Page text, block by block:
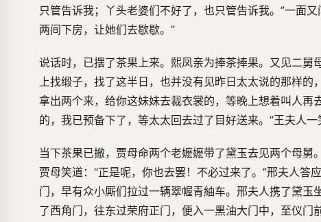
只管告诉我；丫头老婆们不好了，也只管告诉我。”一面
两间下房，让她们去歇歇。”
说话时，已摆了茶果上来。熙凤亲为捧茶捧果。又见二舅
上找缎子，找了这半日，也并没有见昨日太太说的那样的
拿出两个来，给你这妹妹去裁衣裳的，等晚上想着叫人再
的，我已预备下了，等太太回去过了目好送来。”王夫人一
当下茶果已撤，贾母命两个老嬷嬷带了黛玉去见两个母
贾母笑道：“正是呢，你也去罢！不必过来了。”邢夫人答
门，早有众小厮们拉过一辆翠幄青紬车。邢夫人携了黛
了西角门，往东过荣府正门，便入一黑油大门中，至仪门